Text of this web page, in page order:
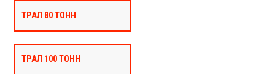
ТРАЛ 80 ТОНН
ТРАЛ 100 ТОНН